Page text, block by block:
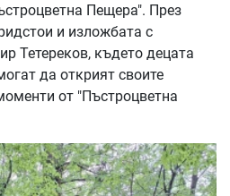
Пещера". През
и изложбата с
Тетереков, където децата
да открият своите
от "Пъстроцветна